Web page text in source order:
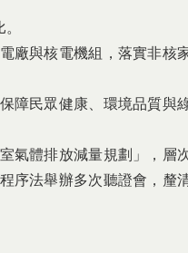
廠與核電機組，落實非核
障民眾健康、環境品質與
氣體排放減量規劃」，層
序法舉辦多次聽證會，釐